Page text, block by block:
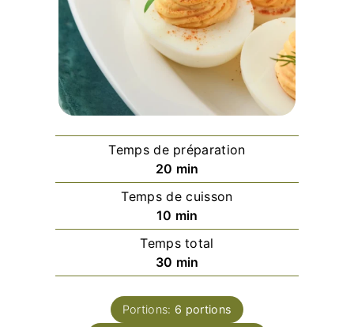
Temps de préparation
20 minutes
min
Temps de cuisson
10 minutes
min
Temps total
30 minutes
min
Portions: 6 portions